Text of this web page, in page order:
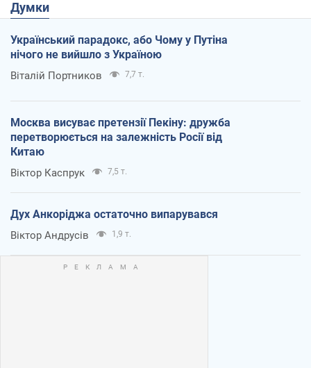
Думки
Український парадокс, або Чому у Путіна
нічого не вийшло з Україною
Віталій Портников 7,7 т.
Москва висуває претензії Пекіну: дружба
перетворюється на залежність Росії від
Китаю
Віктор Каспрук 7,5 т.
Дух Анкоріджа остаточно випарувався
Віктор Андрусів 1,9 т.